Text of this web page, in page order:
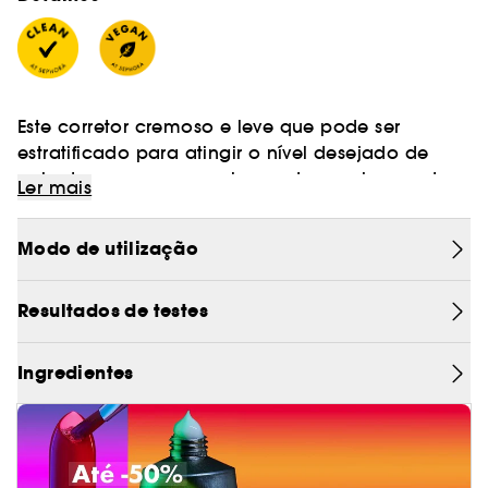
Este corretor cremoso e leve que pode ser
estratificado para atingir o nível desejado de
cobertura com um acabamento macio e mate.
tez personalizada. Usar um pouco, usar muito, ou
o meio termo.
imperfeições, realçando, iluminando e
esculpindo o seu rosto.
Quer seja para retoques ou para uso facial
completo, oferece uma vasta gama de
Ler mais
Modo de utilização
Resultados de testes
Ingredientes